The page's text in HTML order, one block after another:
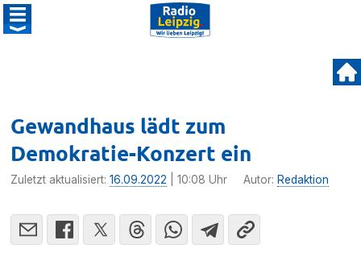
Gewandhaus lädt zum
Demokratie-Konzert ein
Zuletzt aktualisiert:16.09.2022 | 10:08 Uhr Autor: Redaktion